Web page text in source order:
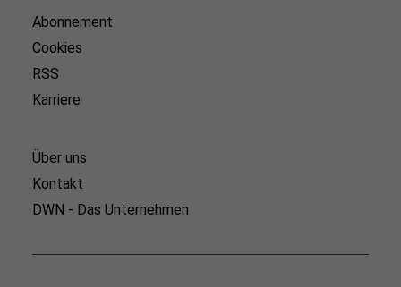
Abonnement
Cookies
RSS
Karriere
Über uns
Kontakt
DWN - Das Unternehmen